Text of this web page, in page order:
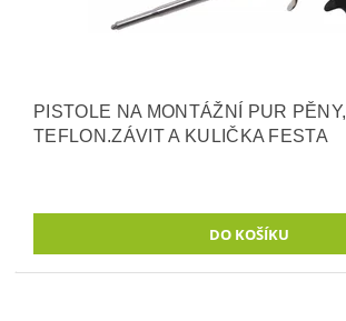
PISTOLE NA MONTÁŽNÍ PUR PĚNY,
TEFLON.ZÁVIT A KULIČKA FESTA